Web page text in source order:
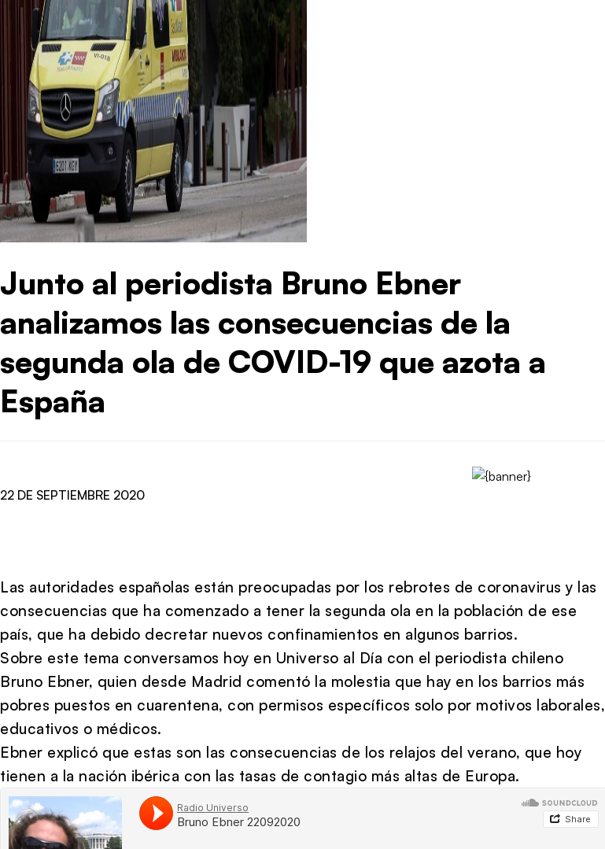
Junto al periodista Bruno Ebner
analizamos las consecuencias de la
segunda ola de COVID-19 que azota a
España
22 DE SEPTIEMBRE 2020
Las autoridades españolas están preocupadas por los rebrotes de coronavirus y las
consecuencias que ha comenzado a tener la segunda ola en la población de ese
país, que ha debido decretar nuevos confinamientos en algunos barrios.
Sobre este tema conversamos hoy en Universo al Día con el periodista chileno
Bruno Ebner, quien desde Madrid comentó la molestia que hay en los barrios más
pobres puestos en cuarentena, con permisos específicos solo por motivos laborales,
educativos o médicos.
Ebner explicó que estas son las consecuencias de los relajos del verano, que hoy
tienen a la nación ibérica con las tasas de contagio más altas de Europa.